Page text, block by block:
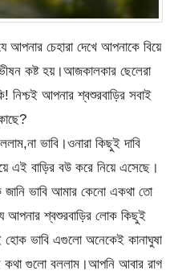
আপনার চেহারা দেখে আপনাকে বিয়ে
কষ্ট হয়।আজকালকার ছেলেরা
নিশ্চই আপনার শ্বশুরবাড়ির সবাই
ভাবি।ওনারা কিছুই দাবি
এই বাড়ির বউ করে নিয়ে এসেছে।
ভাবি আমার কেনো একথা তো
আপনার শ্বশুরবাড়ির লোক কিছুই
হোক ভাবি এগুলো অনেকেই কানাঘুষা
কথা গুলো বললাম।আপনি আবার রাগ